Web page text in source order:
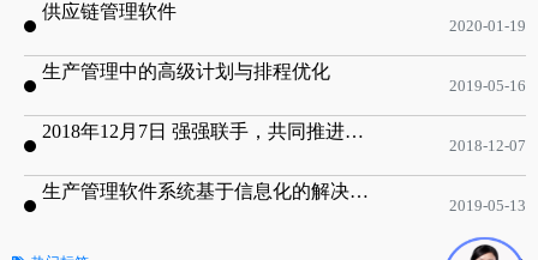
供应链管理软件
2020-01-19
生产管理中的高级计划与排程优化
2019-05-16
2018年12月7日 强强联手，共同推进电子器件领域APS应用典范 风华高科生产自动化工业互联网应用项目-APS项目启动会
2018-12-07
生产管理软件系统基于信息化的解决方案
2019-05-13